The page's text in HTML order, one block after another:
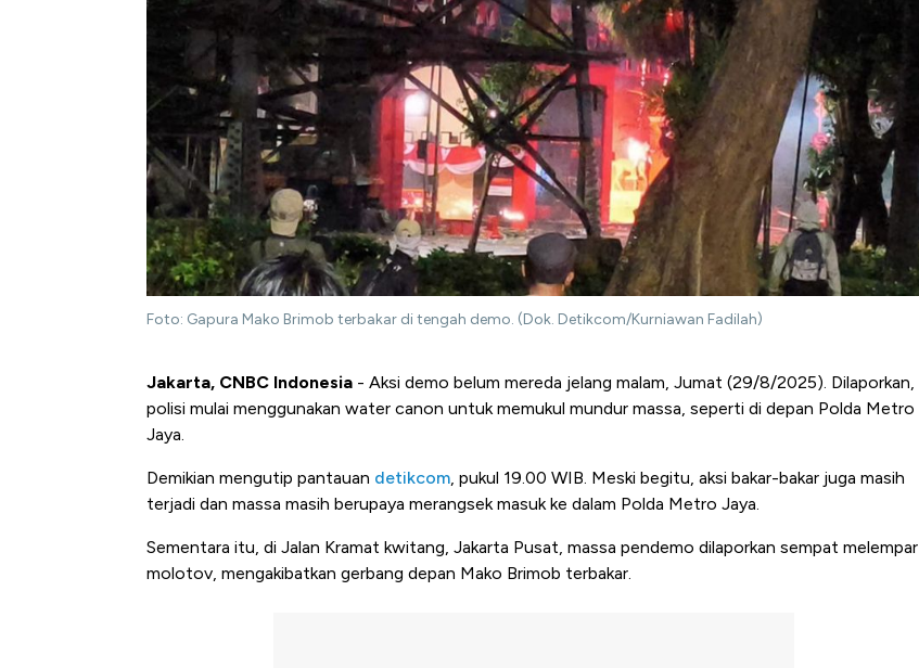
Foto: Gapura Mako Brimob terbakar di tengah demo. (Dok. Detikcom/Kurniawan Fadilah)
Jakarta, CNBC Indonesia - Aksi demo belum mereda jelang malam, Jumat (29/8/2025). Dilaporkan,
polisi mulai menggunakan water canon untuk memukul mundur massa, seperti di depan Polda Metro
Jaya.
Demikian mengutip pantauan detikcom, pukul 19.00 WIB. Meski begitu, aksi bakar-bakar juga masih
terjadi dan massa masih berupaya merangsek masuk ke dalam Polda Metro Jaya.
Sementara itu, di Jalan Kramat kwitang, Jakarta Pusat, massa pendemo dilaporkan sempat melempar
molotov, mengakibatkan gerbang depan Mako Brimob terbakar.